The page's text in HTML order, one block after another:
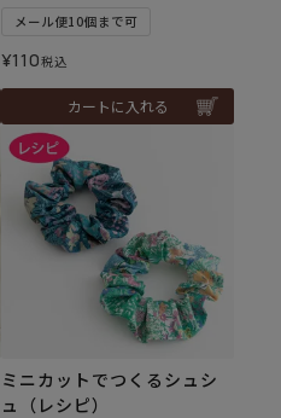
メール便10個まで可
¥110税込
カートに入れる
ミニカットでつくるシュシ
ュ（レシピ）